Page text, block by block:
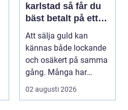
karlstad så får du
bäst betalt på ett
tryggt sätt
Att sälja guld kan
kännas både lockande
och osäkert på samma
gång. Många har
gamla smycken,
02 augusti 2026